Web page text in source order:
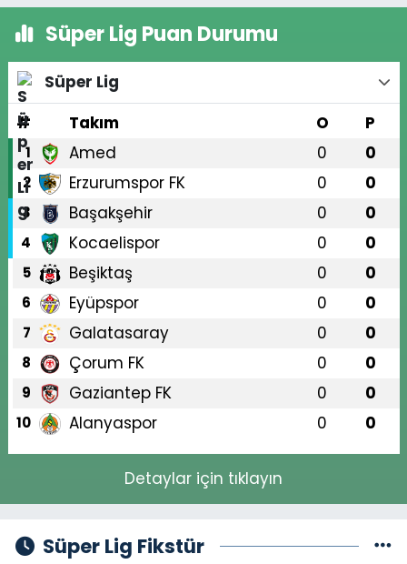
Süper Lig Puan Durumu
Süper Lig
#
Takım O P
1 Amed 0 0
2 Erzurumspor FK 0 0
3 Başakşehir 0 0
4 Kocaelispor 0 0
5 Beşiktaş 0 0
6 Eyüpspor 0 0
7 Galatasaray 0 0
8 Çorum FK 0 0
9 Gaziantep FK 0 0
10 Alanyaspor 0 0
Detaylar için tıklayın
Süper Lig Fikstür